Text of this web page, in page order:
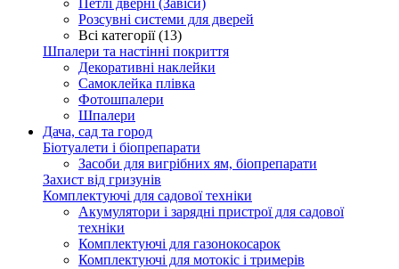
Петлі дверні (Завіси)
Розсувні системи для дверей
Всі категорії (13)
Шпалери та настінні покриття
Декоративні наклейки
Самоклейка плівка
Фотошпалери
Шпалери
Дача, сад та город
Біотуалети і біопрепарати
Засоби для вигрібних ям, біопрепарати
Захист від гризунів
Комплектуючі для садової техніки
Акумулятори і зарядні пристрої для садової
техніки
Комплектуючі для газонокосарок
Комплектуючі для мотокіс і тримерів